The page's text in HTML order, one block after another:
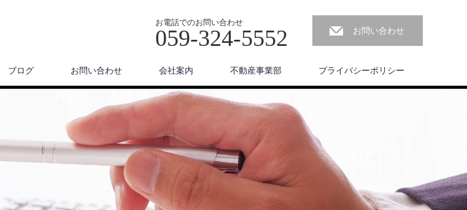
お電話でのお問い合わせ
059-324-5552 お問い合わせ
ブログ お問い合わせ 会社案内 不動産事業部 プライバシーポリシー